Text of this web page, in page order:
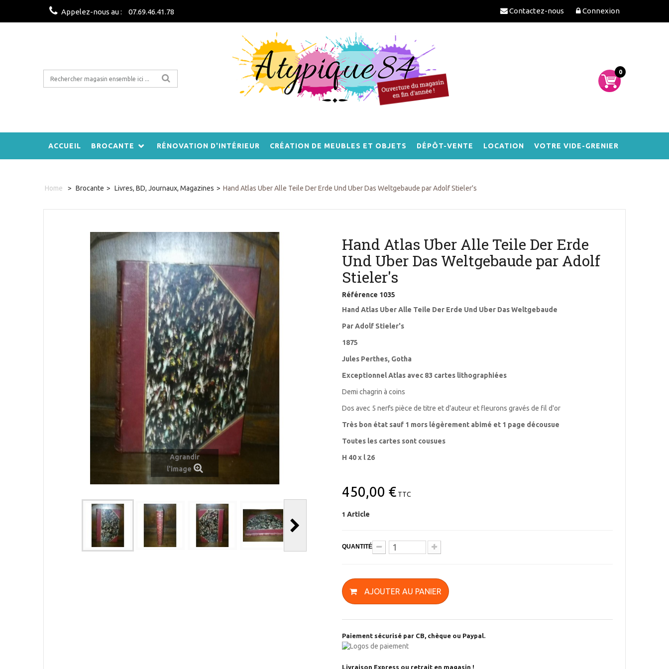
Connexion
Contactez-nous
Appelez-nous au : 07.69.46.41.78
0
ACCUEIL BROCANTE RÉNOVATION D'INTÉRIEUR CRÉATION DE MEUBLES ET OBJETS DÉPÔT-VENTE LOCATION VOTRE VIDE-GRENIER
Home > Brocante > Livres, BD, Journaux, Magazines > Hand Atlas Uber Alle Teile Der Erde Und Uber Das Weltgebaude par Adolf Stieler's
Agrandir
l'image
Hand Atlas Uber Alle Teile Der Erde
Und Uber Das Weltgebaude par Adolf
Stieler's
Référence 1035
Hand Atlas Uber Alle Teile Der Erde Und Uber Das Weltgebaude
Par Adolf Stieler's
1875
Jules Perthes, Gotha
Exceptionnel Atlas avec 83 cartes lithographiées
Demi chagrin à coins
Dos avec 5 nerfs pièce de titre et d'auteur et fleurons gravés de fil d'or
Très bon état sauf 1 mors légèrement abimé et 1 page décousue
Toutes les cartes sont cousues
H 40 x l 26
450,00 € TTC
1 Article
QUANTITÉ
AJOUTER AU PANIER
Paiement sécurisé par CB, chèque ou Paypal.
Livraison Express ou retrait en magasin !